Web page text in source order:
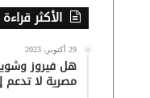
الأكثر قراءة
29 أكتوبر، 2023
هل فيروز
مصرية لا